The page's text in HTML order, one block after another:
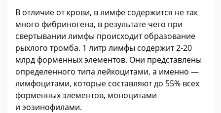
В отличие от крови, в лимфе содержится не так
много фибриногена, в результате чего при
свертывании лимфы происходит образование
рыхлого тромба. 1 литр лимфы содержит 2-20
млрд форменных элементов. Они представлены
определенного типа лейкоцитами, а именно —
лимфоцитами, которые составляют до 55% всех
форменных элементов, моноцитами
и эозинофилами.